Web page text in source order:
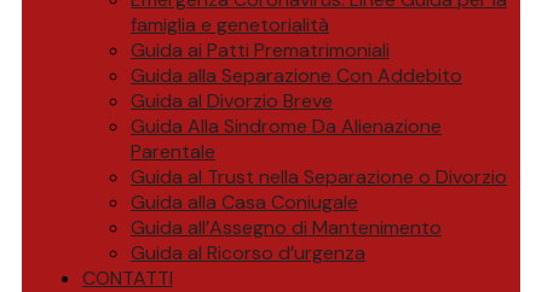
famiglia e genetorialità
Guida ai Patti Prematrimoniali
Guida alla Separazione Con Addebito
Guida al Divorzio Breve
Guida Alla Sindrome Da Alienazione
Parentale
Guida al Trust nella Separazione o Divorzio
Guida alla Casa Coniugale
Guida all’Assegno di Mantenimento
Guida al Ricorso d’urgenza
CONTATTI